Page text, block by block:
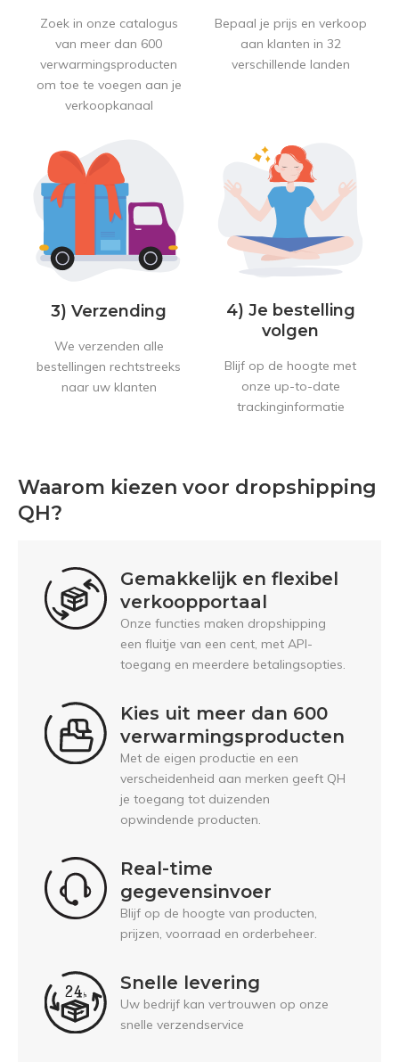
Zoek in onze catalogus
van meer dan 600
verwarmingsproducten
om toe te voegen aan je
verkoopkanaal
Bepaal je prijs en verkoop
aan klanten in 32
verschillende landen
3) Verzending
We verzenden alle
bestellingen rechtstreeks
naar uw klanten
4) Je bestelling
volgen
Blijf op de hoogte met
onze up-to-date
trackinginformatie
Waarom kiezen voor dropshipping
QH?
Gemakkelijk en flexibel
verkoopportaal
Onze functies maken dropshipping
een fluitje van een cent, met API-
toegang en meerdere betalingsopties.
Kies uit meer dan 600
verwarmingsproducten
Met de eigen productie en een
verscheidenheid aan merken geeft QH
je toegang tot duizenden
opwindende producten.
Real-time
gegevensinvoer
Blijf op de hoogte van producten,
prijzen, voorraad en orderbeheer.
Snelle levering
Uw bedrijf kan vertrouwen op onze
snelle verzendservice